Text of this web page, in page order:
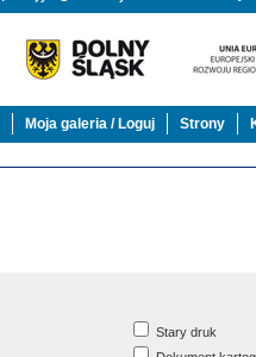
Moja galeria / Loguj Strony
Stary druk